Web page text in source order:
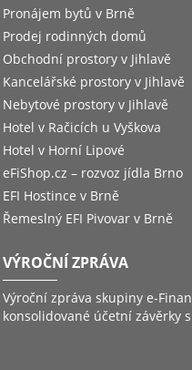
Pronájem bytů v Brně
Prodej rodinných domů
Obchodní prostory v Jihlavě
Kancelářské prostory v Jihlavě
Nebytové prostory v Jihlavě
Hotel v Račicích u Vyškova
Hotel v Horní Lipové
eFiShop.cz – rozvoz jídla Brno
EFI Hostince v Brně
Řemeslný EFI Pivovar v Brně
VÝROČNÍ ZPRÁVA
Výroční zpráva skupiny e-
konsolidované účetní závěrky